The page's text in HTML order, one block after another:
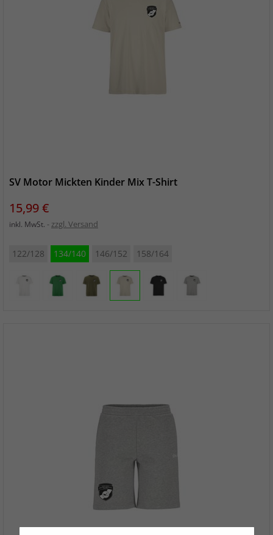
SV Motor Mickten Kinder Mix T-Shirt
Preis
15,99 €
inkl. MwSt. zzgl. Versand
122/128 134/140 146/152 158/164